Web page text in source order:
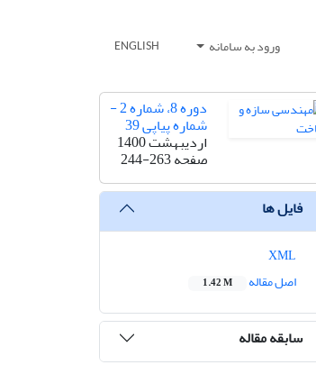
ورود به سامانه ENGLISH
دوره 8، شماره 2 -
شماره پیاپی 39
اردیبهشت 1400
صفحه244-263
فایل ها
اصل مقاله
1.42 M
سابقه مقاله